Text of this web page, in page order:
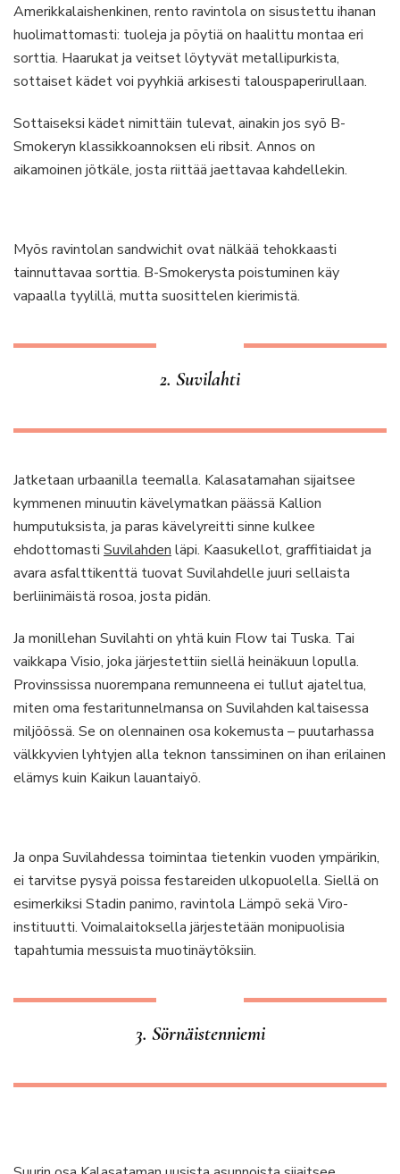
Amerikkalaishenkinen, rento ravintola on sisustettu ihanan
huolimattomasti: tuoleja ja pöytiä on haalittu montaa eri
sorttia. Haarukat ja veitset löytyvät metallipurkista,
sottaiset kädet voi pyyhkiä arkisesti talouspaperirullaan.
Sottaiseksi kädet nimittäin tulevat, ainakin jos syö B-
Smokeryn klassikkoannoksen eli ribsit. Annos on
aikamoinen jötkäle, josta riittää jaettavaa kahdellekin.
Myös ravintolan sandwichit ovat nälkää tehokkaasti
tainnuttavaa sorttia. B-Smokerysta poistuminen käy
vapaalla tyylillä, mutta suosittelen kierimistä.
2. Suvilahti
Jatketaan urbaanilla teemalla. Kalasatamahan sijaitsee
kymmenen minuutin kävelymatkan päässä Kallion
humputuksista, ja paras kävelyreitti sinne kulkee
ehdottomasti Suvilahden läpi. Kaasukellot, graffitiaidat ja
avara asfalttikenttä tuovat Suvilahdelle juuri sellaista
berliinimäistä rosoa, josta pidän.
Ja monillehan Suvilahti on yhtä kuin Flow tai Tuska. Tai
vaikkapa Visio, joka järjestettiin siellä heinäkuun lopulla.
Provinssissa nuorempana remunneena ei tullut ajateltua,
miten oma festaritunnelmansa on Suvilahden kaltaisessa
miljöössä. Se on olennainen osa kokemusta – puutarhassa
välkkyvien lyhtyjen alla teknon tanssiminen on ihan erilainen
elämys kuin Kaikun lauantaiyö.
Ja onpa Suvilahdessa toimintaa tietenkin vuoden ympärikin,
ei tarvitse pysyä poissa festareiden ulkopuolella. Siellä on
esimerkiksi Stadin panimo, ravintola Lämpö sekä Viro-
instituutti. Voimalaitoksella järjestetään monipuolisia
tapahtumia messuista muotinäytöksiin.
3. Sörnäistenniemi